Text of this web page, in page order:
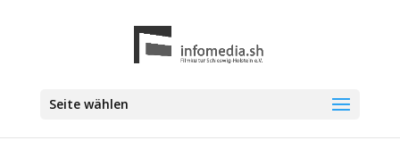
Seite wählen